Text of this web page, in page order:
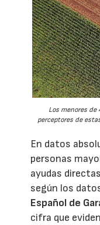
Los menores
perceptores de
En datos
personas
ayudas
según los
Español de
cifra que